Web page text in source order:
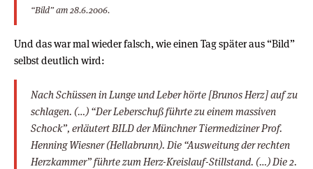
“Bild” am 28.6.2006.
Und das war mal wieder falsch, wie einen Tag später aus “Bild”
selbst deutlich wird:
Nach Schüssen in Lunge und Leber hörte [Brunos Herz] auf zu
schlagen. (…) “Der Leberschuß führte zu einem massiven
Schock”, erläutert BILD der Münchner Tiermediziner Prof.
Henning Wiesner (Hellabrunn). Die “Ausweitung der rechten
Herzkammer” führte zum Herz-Kreislauf-Stillstand. (…) Die 2.